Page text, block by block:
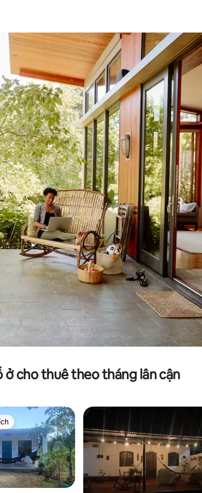
hoặc khám phá bằng các thao tác chạm hoặc vuốt.
ở cho thuê theo tháng lân cận